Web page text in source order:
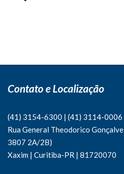
Contato e Localização
(41) 3154-6300 | (41) 3114-0006
Rua General Theodorico
3807 2A/2B)
Xaxim | Curitiba-PR | 81720070